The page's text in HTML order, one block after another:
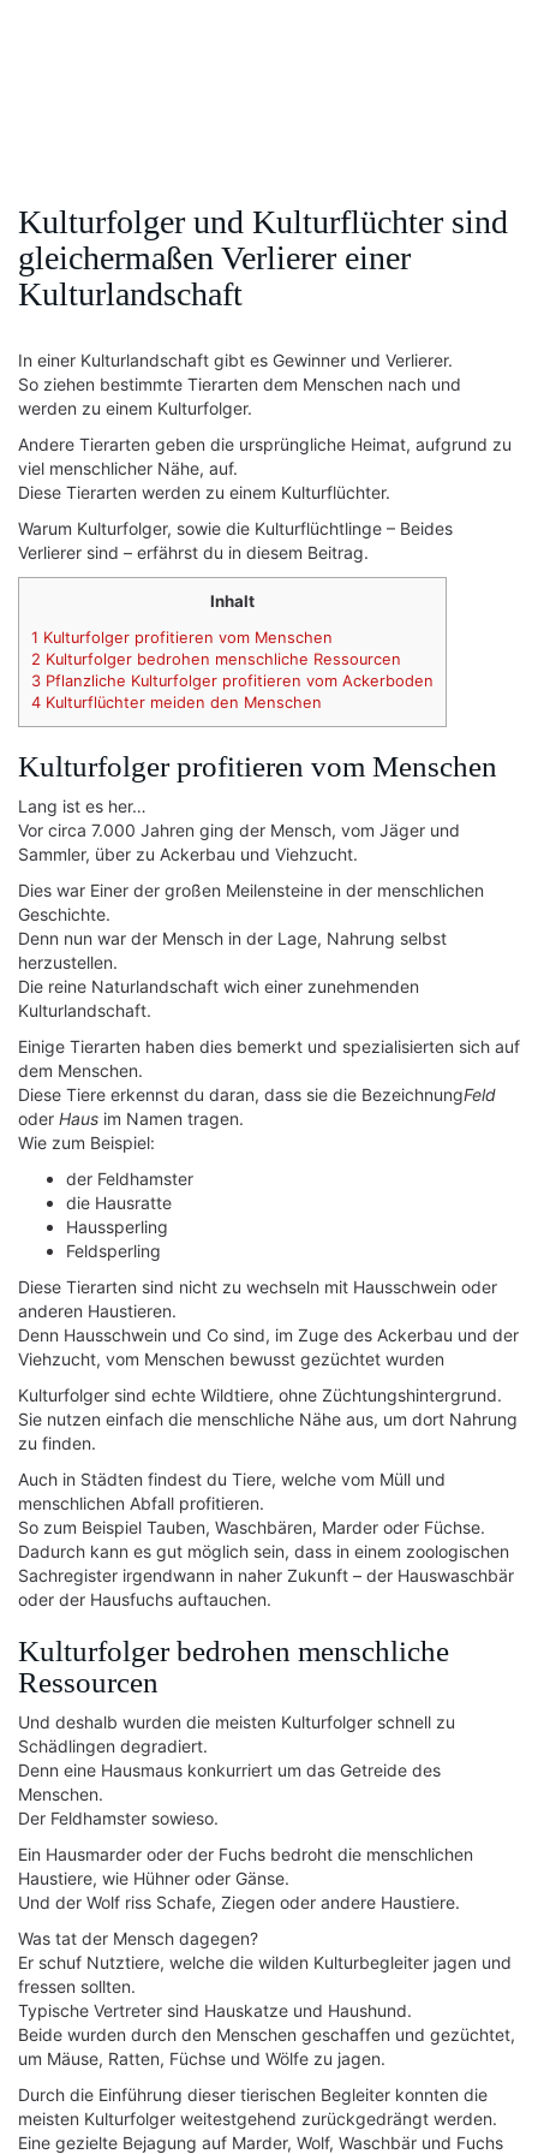
Kulturfolger und Kulturflüchter sind
gleichermaßen Verlierer einer
Kulturlandschaft
In einer Kulturlandschaft gibt es Gewinner und Verlierer.
So ziehen bestimmte Tierarten dem Menschen nach und
werden zu einem Kulturfolger.
Andere Tierarten geben die ursprüngliche Heimat, aufgrund zu
viel menschlicher Nähe, auf.
Diese Tierarten werden zu einem Kulturflüchter.
Warum Kulturfolger, sowie die Kulturflüchtlinge – Beides
Verlierer sind – erfährst du in diesem Beitrag.
Inhalt
1 Kulturfolger profitieren vom Menschen
2 Kulturfolger bedrohen menschliche Ressourcen
3 Pflanzliche Kulturfolger profitieren vom Ackerboden
4 Kulturflüchter meiden den Menschen
Kulturfolger profitieren vom Menschen
Lang ist es her…
Vor circa 7.000 Jahren ging der Mensch, vom Jäger und
Sammler, über zu Ackerbau und Viehzucht.
Dies war Einer der großen Meilensteine in der menschlichen
Geschichte.
Denn nun war der Mensch in der Lage, Nahrung selbst
herzustellen.
Die reine Naturlandschaft wich einer zunehmenden
Kulturlandschaft.
Einige Tierarten haben dies bemerkt und spezialisierten sich auf
dem Menschen.
Diese Tiere erkennst du daran, dass sie die BezeichnungFeld
oder Haus im Namen tragen.
Wie zum Beispiel:
der Feldhamster
die Hausratte
Haussperling
Feldsperling
Diese Tierarten sind nicht zu wechseln mit Hausschwein oder
anderen Haustieren.
Denn Hausschwein und Co sind, im Zuge des Ackerbau und der
Viehzucht, vom Menschen bewusst gezüchtet wurden
Kulturfolger sind echte Wildtiere, ohne Züchtungshintergrund.
Sie nutzen einfach die menschliche Nähe aus, um dort Nahrung
zu finden.
Auch in Städten findest du Tiere, welche vom Müll und
menschlichen Abfall profitieren.
So zum Beispiel Tauben, Waschbären, Marder oder Füchse.
Dadurch kann es gut möglich sein, dass in einem zoologischen
Sachregister irgendwann in naher Zukunft – der Hauswaschbär
oder der Hausfuchs auftauchen.
Kulturfolger bedrohen menschliche
Ressourcen
Und deshalb wurden die meisten Kulturfolger schnell zu
Schädlingen degradiert.
Denn eine Hausmaus konkurriert um das Getreide des
Menschen.
Der Feldhamster sowieso.
Ein Hausmarder oder der Fuchs bedroht die menschlichen
Haustiere, wie Hühner oder Gänse.
Und der Wolf riss Schafe, Ziegen oder andere Haustiere.
Was tat der Mensch dagegen?
Er schuf Nutztiere, welche die wilden Kulturbegleiter jagen und
fressen sollten.
Typische Vertreter sind Hauskatze und Haushund.
Beide wurden durch den Menschen geschaffen und gezüchtet,
um Mäuse, Ratten, Füchse und Wölfe zu jagen.
Durch die Einführung dieser tierischen Begleiter konnten die
meisten Kulturfolger weitestgehend zurückgedrängt werden.
Eine gezielte Bejagung auf Marder, Wolf, Waschbär und Fuchs